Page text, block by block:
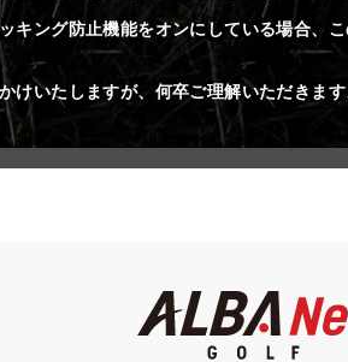
キング防止機能をオンにしている場合、
けいたしますが、何卒ご理解いただきます